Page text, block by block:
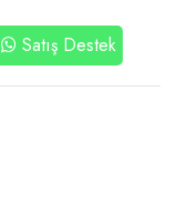
Satış Destek